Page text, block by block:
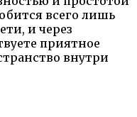
всего лишь
и через
приятное
внутри